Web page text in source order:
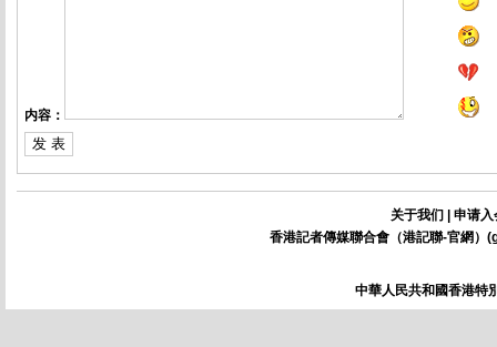
内容：
关于我们
申请入
香港記者傳媒聯合會（港記聯-官網）(
中華人民共和國香港特